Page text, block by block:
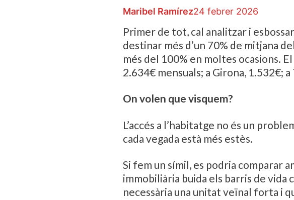
Maribel Ramírez24 febrer 2026
Primer de tot, cal analitzar i
destinar més d’un 70% de mitjana
més del 100% en moltes ocasions.
2.634€ mensuals; a Girona, 1.532€;
On volen que visquem?
L’accés a l’habitatge no és un
cada vegada està més estès.
Si fem un símil, es podria comparar
immobiliària buida els barris de vida
necessària una unitat veïnal forta i